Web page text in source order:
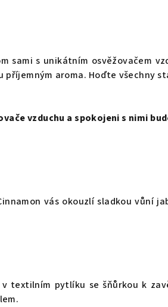
sami s unikátním osvěžovačem
aroma. Hoďte všechny
vzduchu a spokojeni s nimi
vás okouzlí sladkou vůní
textilním pytlíku se šňůrkou k